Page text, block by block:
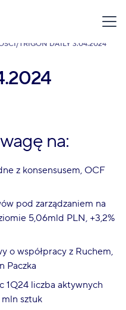
/ TRIGON DAILY 3.04.2024
na:
z konsensusem, OCF
pod zarządzaniem na
5,06mld PLN, +3,2%
o współpracy z Ruchem,
Paczka
1Q24 liczba aktywnych
sztuk